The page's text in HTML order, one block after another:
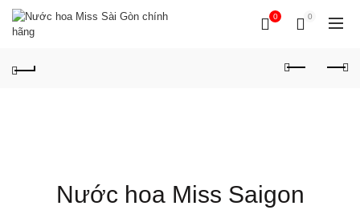
0 0
Nước hoa Miss Saigon